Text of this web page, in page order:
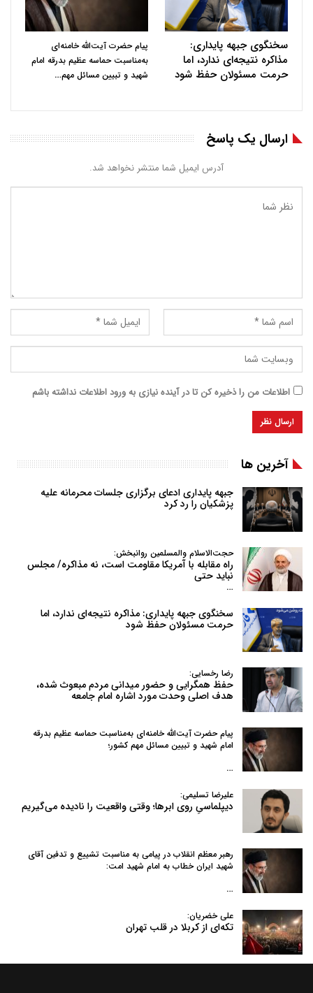
سخنگوی جبهه پایداری:
مذاکره نتیجه‌ای ندارد، اما
حرمت مسئولان حفظ شود
پیام حضرت آیت‌الله خامنه‌ای
به‌مناسبت حماسه عظیم بدرقه امام
شهید و تبیین مسائل مهم…
ارسال یک پاسخ
آدرس ایمیل شما منتشر نخواهد شد.
اطلاعات من را ذخیره کن تا در آینده نیازی به ورود اطلاعات نداشته باشم
آخرین ها
جبهه پایداری ادعای برگزاری جلسات محرمانه علیه
پزشکیان را رد کرد
حجت‌الاسلام والمسلمین روانبخش:
راه مقابله با آمریکا مقاومت است، نه مذاکره/ مجلس
نباید حتی
…
سخنگوی جبهه پایداری: مذاکره نتیجه‌ای ندارد، اما
حرمت مسئولان حفظ شود
رضا رخسایی:
حفظ همگرایی و حضور میدانی مردم مبعوث شده،
هدف اصلی وحدت مورد اشاره امام جامعه
پیام حضرت آیت‌الله خامنه‌ای به‌مناسبت حماسه عظیم بدرقه
امام شهید و تبیین مسائل مهم کشور؛
…
علیرضا تسلیمی:
دیپلماسیِ روی ابرها؛ وقتی واقعیت را نادیده می‌گیریم
رهبر معظم انقلاب در پیامی به‌ مناسبت تشییع و تدفین آقای
شهید ایران خطاب به امام شهید امت:
…
علی خضریان:
تکه‌ای از کربلا در قلب تهران